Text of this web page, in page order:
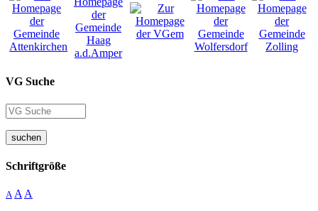
VG Suche
suchen
Schriftgröße
A A A